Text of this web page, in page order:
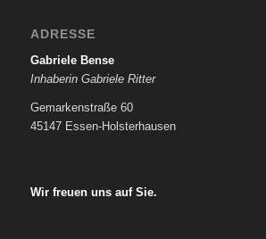
ADRESSE
Gabriele Bense
Inhaberin Gabriele Ritter
Gemarkenstraße 60
45147 Essen-Holsterhausen
Wir freuen uns auf Sie.